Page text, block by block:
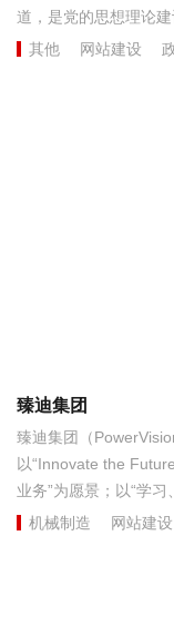
道，是党的思想理论
市委市政府重要智库
其他 网站建设
臻迪集团
臻迪集团（
以“Innovate the
业务”为愿景；以“学习
机械制造
网站建设